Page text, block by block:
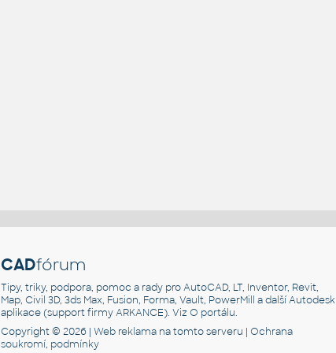
CADfórum
Tipy, triky, podpora, pomoc a rady pro AutoCAD, LT, Inventor, Revit,
Map, Civil 3D, 3ds Max, Fusion, Forma, Vault, PowerMill a další Autodesk
aplikace (support firmy ARKANCE). VizO portálu.
Copyright © 2026 |Web reklama na tomto serveru |Ochrana
soukromí, podmínky